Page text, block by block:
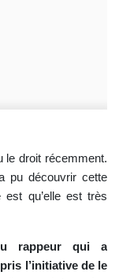
le droit récemment.
pu découvrir cette
qu’elle est très
rappeur qui a
l’initiative de le